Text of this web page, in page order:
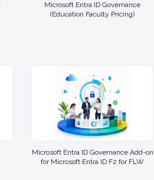
Microsoft Entra ID Governance
(Education Faculty Pricing)
Microsoft Entra ID Governance Add-on
for Microsoft Entra ID F2 for FLW